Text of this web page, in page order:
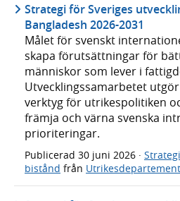
Strategi för Sveriges
Bangladesh 2026-2031
Målet för svenskt
skapa förutsättningar för
människor som lever i
Utvecklingssamarbetet
verktyg för utrikespolitiken
främja och värna svenska
prioriteringar.
Publicerad 30 juni 2026 ·
bistånd från